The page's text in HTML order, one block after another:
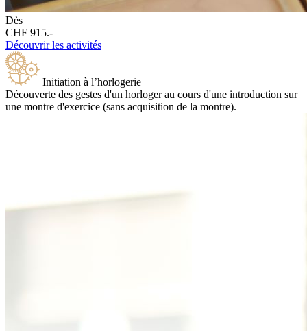
Dès
CHF 915.-
Découvrir les activités
Initiation à l’horlogerie
Découverte des gestes d'un horloger au cours d'une introduction sur
une montre d'exercice (sans acquisition de la montre).